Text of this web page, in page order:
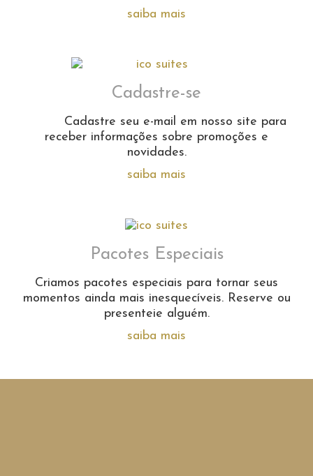
saiba mais
Cadastre-se
Cadastre seu e-mail em nosso site para
receber informações sobre promoções e
novidades.
saiba mais
Pacotes Especiais
Criamos pacotes especiais para tornar seus
momentos ainda mais inesquecíveis. Reserve ou
presenteie alguém.
saiba mais